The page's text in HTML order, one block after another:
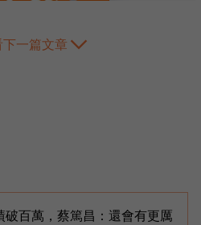
一篇文章
百萬，蔡篤昌：還會有更厲